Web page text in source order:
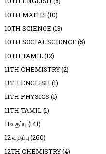
10TH MATHS (10)
10TH SCIENCE (13)
10TH SOCIAL SCIENCE (5)
10TH TAMIL(12)
11TH CHEMISTRY(2)
11TH ENGLISH (1)
11TH PHYSICS (1)
11TH TAMIL(1)
11வகுப்பு (141)
12 வகுப்பு (260)
12TH CHEMISTRY(4)